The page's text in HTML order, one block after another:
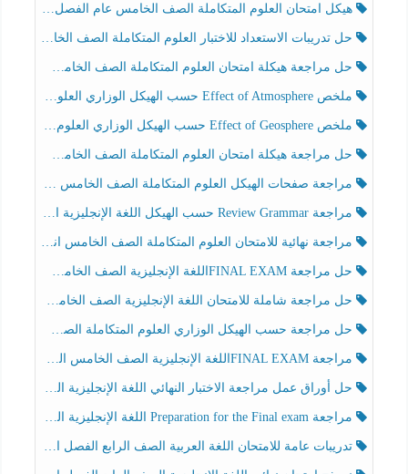
هيكل امتحان العلوم المتكاملة الصف الخامس عام الفصل الدراسي الثالث 2025-2026
حل تدريبات الاستعداد للاختبار العلوم المتكاملة الصف الخامس عام الفصل الثالث
حل مراجعة هيكلة امتحان العلوم المتكاملة الصف الخامس انسبير الفصل الثالث
ملخص Effect of Atmosphere حسب الهيكل الوزاري العلوم المتكاملة الصف الخامس انسبير الفصل الثالث
ملخص Effect of Geosphere حسب الهيكل الوزاري العلوم المتكاملة الصف الخامس انسبير الفصل الثالث
حل مراجعة هيكلة امتحان العلوم المتكاملة الصف الخامس عام الفصل الثالث
مراجعة صفحات الهيكل العلوم المتكاملة الصف الخامس انسبير الفصل الثالث
مراجعة Review Grammar حسب الهيكل اللغة الإنجليزية الصف الخامس الفصل الثالث
مراجعة نهائية للامتحان العلوم المتكاملة الصف الخامس انسبير الفصل الثالث
حل مراجعة FINAL EXAMاللغة الإنجليزية الصف الخامس الفصل الثالث
حل مراجعة شاملة للامتحان اللغة الإنجليزية الصف الخامس الفصل الثالث
حل مراجعة حسب الهيكل الوزاري العلوم المتكاملة الصف الخامس عام الفصل الثالث
مراجعة FINAL EXAMاللغة الإنجليزية الصف الخامس الفصل الثالث
حل أوراق عمل مراجعة الاختبار النهائي اللغة الإنجليزية الصف الرابع الفصل الثالث
مراجعة Preparation for the Final exam اللغة الإنجليزية الصف الرابع الفصل الثالث
تدريبات عامة للامتحان اللغة العربية الصف الرابع الفصل الثالث